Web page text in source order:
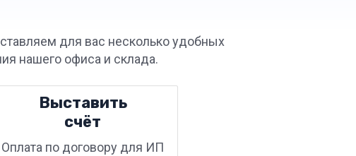
для вас несколько удобных
нашего офиса и склада.
Выставить
счёт
Оплата по договору для ИП